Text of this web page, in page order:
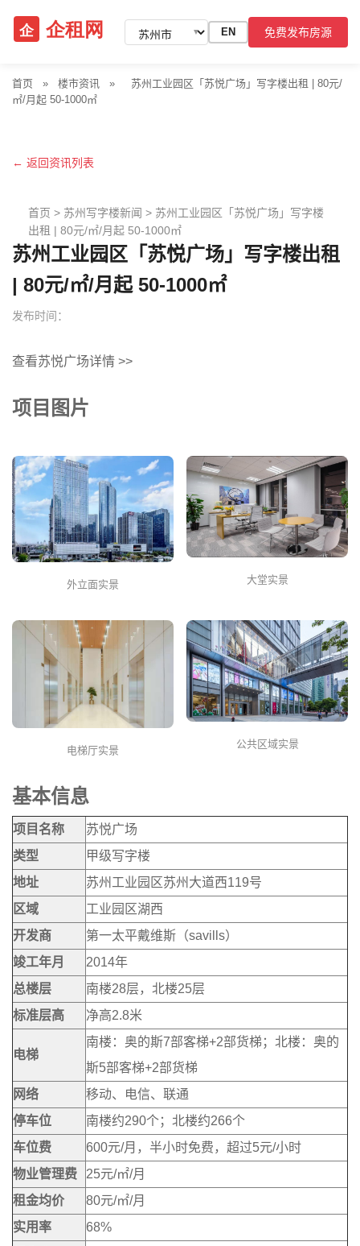
▼ EN 免费发布房源
首页 » 楼市资讯 »
苏州工业园区「苏悦广场」写字楼出租 | 80元/
㎡/月起 50-1000㎡
← 返回资讯列表
首页 > 苏州写字楼新闻 > 苏州工业园区「苏悦广场」写字楼
出租 | 80元/㎡/月起 50-1000㎡
苏州工业园区「苏悦广场」写字楼出租
| 80元/㎡/月起 50-1000㎡
发布时间：
查看苏悦广场详情 >>
项目图片
外立面实景 大堂实景
电梯厅实景
公共区域实景
基本信息
项目名称
苏悦广场
类型
甲级写字楼
地址
苏州工业园区苏州大道西119号
区域
工业园区湖西
开发商
第一太平戴维斯（savills）
竣工年月
2014年
总楼层
南楼28层，北楼25层
标准层高
净高2.8米
电梯
南楼：奥的斯7部客梯+2部货梯；北楼：奥的
斯5部客梯+2部货梯
网络
移动、电信、联通
停车位
南楼约290个；北楼约266个
车位费
600元/月，半小时免费，超过5元/小时
物业管理费
25元/㎡/月
租金均价
80元/㎡/月
实用率
68%